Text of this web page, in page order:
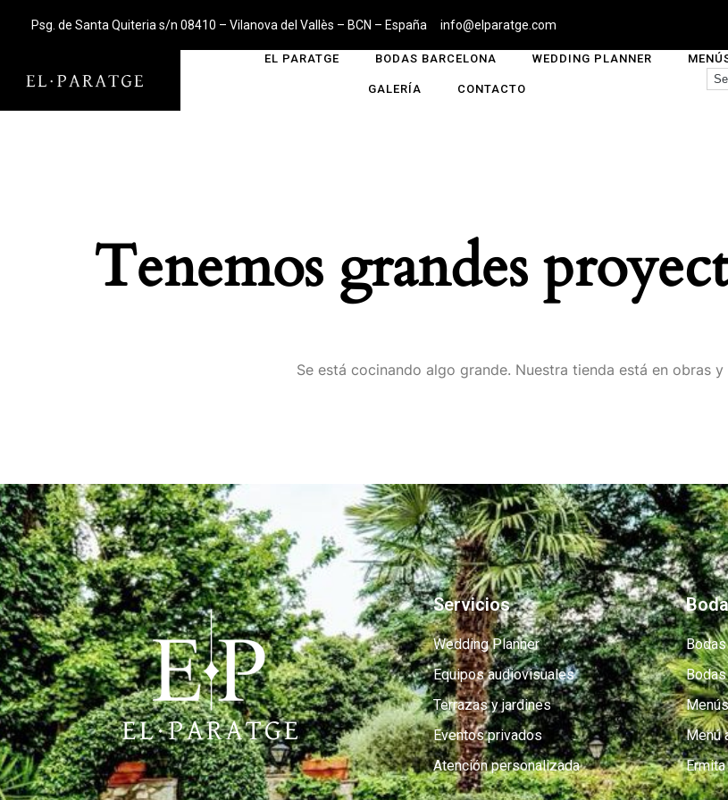
Psg. de Santa Quiteria s/n 08410 – Vilanova del Vallès – BCN – España info@elparatge.com
EL PARATGE BODAS BARCELONA WEDDING PLANNER
GALERÍA CONTACTO
Tenemos grandes
Se está cocinando algo grande. Nuestra tienda está en obras
Servicios
Wedding Planner
Equipos audiovisuales
Terrazas y jardines
Eventos privados
Atención personalizada
Menú
Ermita